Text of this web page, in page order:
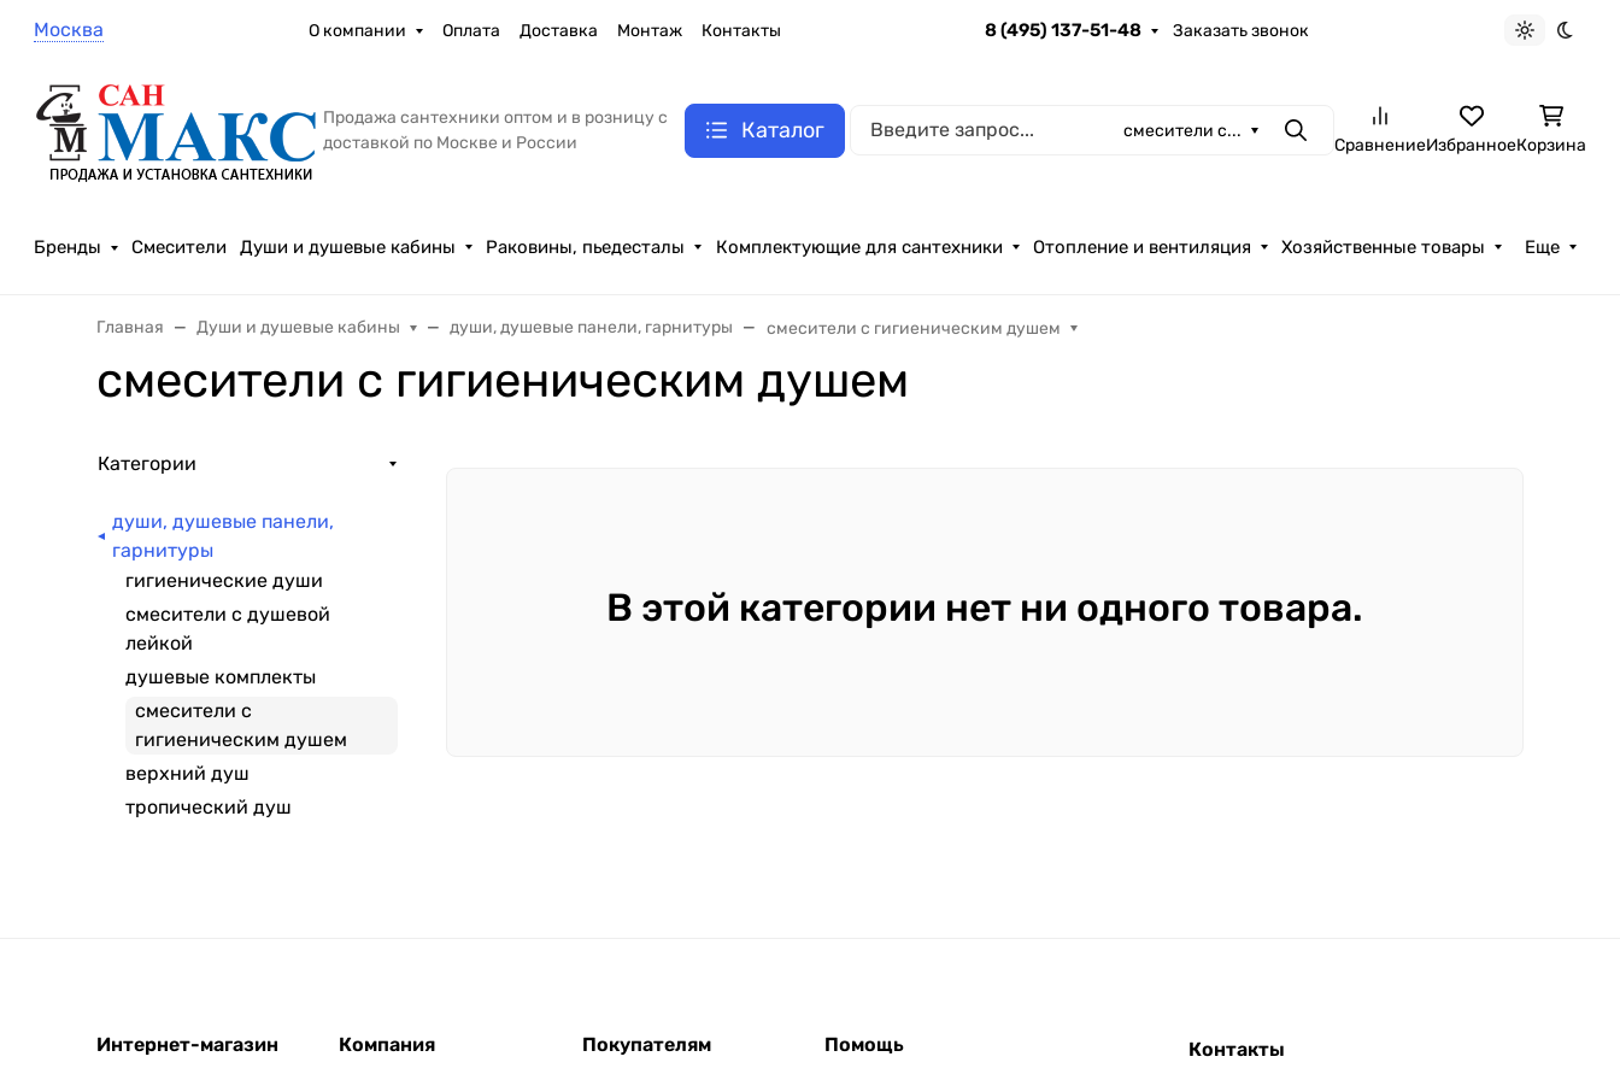
Москва О компании Оплата Доставка Монтаж Контакты 8 (495) 137-51-48 Заказать звонок
Светлая
Продажа сантехники оптом и в розницу с
доставкой по Москве и России
Каталог смесители с... ПоискСравнениеИзбранноеКорзина
Бренды Смесители Души и душевые кабины Раковины, пьедесталы Комплектующие для сантехники Отопление и вентиляция Хозяйственные товары Еще
Главная Души и душевые кабины души, душевые панели, гарнитуры смесители с гигиеническим душем
смесители с гигиеническим душем
Категории
души, душевые панели,
гарнитуры
гигиенические души
смесители с душевой
лейкой
душевые комплекты
смесители с
гигиеническим душем
верхний душ
тропический душ
В этой категории нет ни одного товара.
Интернет-магазин
Компания
Покупателям
Помощь
Контакты